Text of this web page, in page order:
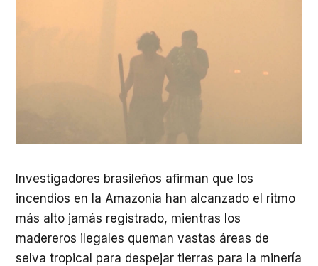
Investigadores brasileños afirman que los
incendios en la Amazonia han alcanzado el ritmo
más alto jamás registrado, mientras los
madereros ilegales queman vastas áreas de
selva tropical para despejar tierras para la minería